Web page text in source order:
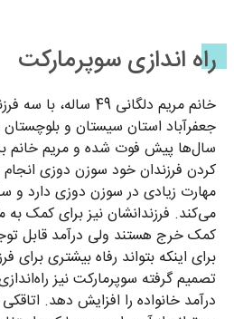
راه اندازی سوپرمارکت
خانم مریم دلگانی 49
جعفرآباد استان سیستان و
سال‌ها پیش فوت شده و مریم خانم
کردن فرزندان خود سوزن دوزی
مهارت زیادی در سوزن دوزی دارد و
می‌کند. فرزندانشان نیز برای کمک به
کمک خرج هستند ولی درآمد قابل
برای اینکه بتواند رفاه بیشتری برای
تصمیم گرفته سوپرمارکت نیز
درآمد خانواده را افزایش دهد.